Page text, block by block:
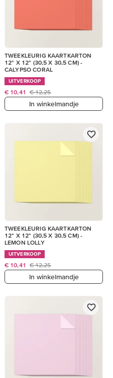
TWEEKLEURIG KAARTKARTON
12" X 12" (30,5 X 30,5 CM) -
CALYPSO CORAL
UITVERKOOP
€ 10,41 € 12,25
In winkelmandje
TWEEKLEURIG KAARTKARTON
12" X 12" (30,5 X 30,5 CM) -
LEMON LOLLY
UITVERKOOP
€ 10,41 € 12,25
In winkelmandje